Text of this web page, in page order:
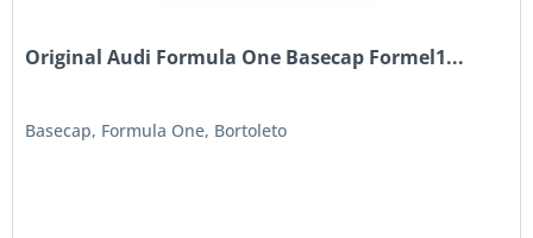
Original Audi Formula One Basecap Formel1...
Basecap, Formula One, Bortoleto